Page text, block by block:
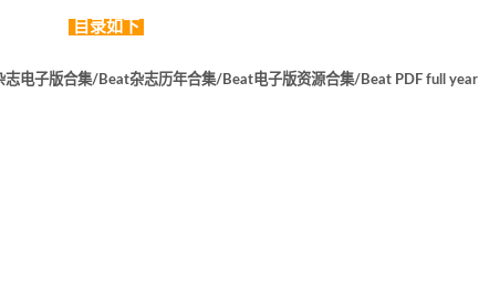
目录如下
电子版合集/Beat杂志历年合集/Beat电子版资源合集/Beat PDF full year